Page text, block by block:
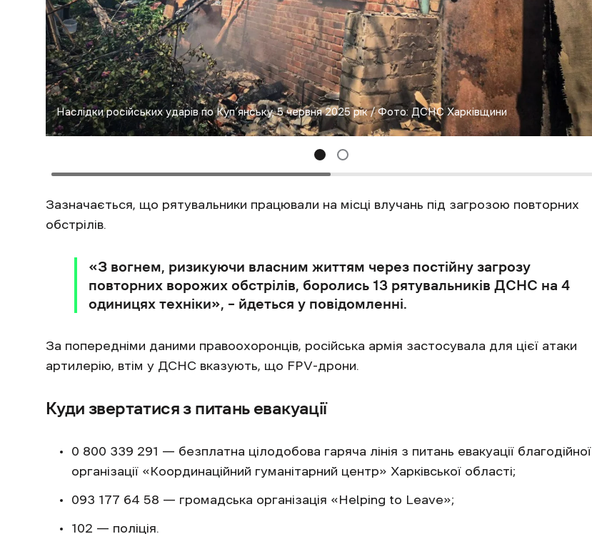
Наслідки російських ударів по Куп’янську, 5 червня 2025 рік / Фото: ДСНС Харківщини
Зазначається, що рятувальники працювали на місці влучань під загрозою повторних
обстрілів.
‎«З вогнем, ризикуючи власним життям через постійну загрозу
повторних ворожих обстрілів, боролись 13 рятувальників ДСНС на 4
одиницях техніки‎», – йдеться у повідомленні.
За попередніми даними правоохоронців, російська армія застосувала для цієї атаки
артилерію, втім у ДСНС вказують, що FPV-дрони.
Куди звертатися з питань евакуації
0 800 339 291 — безплатна цілодобова гаряча лінія з питань евакуації благодійної
організації «Координаційний гуманітарний центр» Харківської області;
093 177 64 58 — громадська організація «Helping to Leave»;
102 — поліція.